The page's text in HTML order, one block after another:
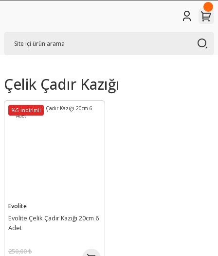
Çelik Çadır Kazığı
%5 İndirimli
Evolite
Evolite Çelik Çadır Kazığı 20cm 6
Adet
250,00 ₺